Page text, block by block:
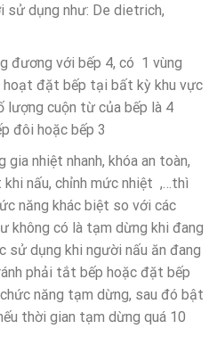
sử dụng như: De dietrich,
đương với bếp 4, có 1 vùng
hoạt đặt bếp tại bất kỳ khu vực
lượng cuộn từ của bếp là 4
đôi hoặc bếp 3
nhiệt nhanh, khóa an toàn,
khi nấu, chỉnh mức nhiệt ,…thì
năng khác biệt so với các
không có là tạm dừng khi đang
sử dụng khi người nấu ăn đang
phải tắt bếp hoặc đặt bếp
năng tạm dừng, sau đó bật
thời gian tạm dừng quá 10